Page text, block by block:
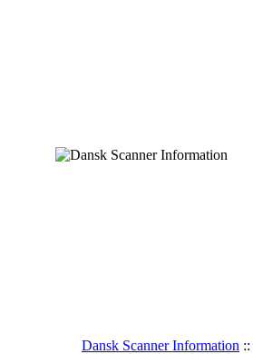
Dansk Scanner Information ::